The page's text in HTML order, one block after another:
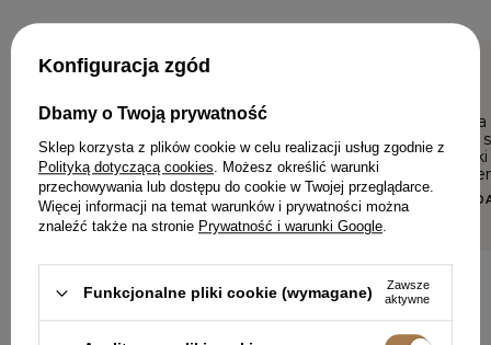
Sukienka jest cudowna 🤩
materiał świetny, doskonale
uszyta i pięknie leży 😊
ILONA, BESTWINKA
elegancka
miły
w
BOZENA,
Konfiguracja zgód
Dbamy o Twoją prywatność
Sklep korzysta z plików cookie w celu realizacji usług zgodnie z
Polityką dotyczącą cookies. Możesz określić warunki
przechowywania lub dostępu do cookie w Twojej przeglądarce.
Więcej informacji na temat warunków i prywatności można
znaleźć także na stronie Prywatność i warunki Google.
Funkcjonalne pliki cookie (wymagane)
Zawsze
aktywne